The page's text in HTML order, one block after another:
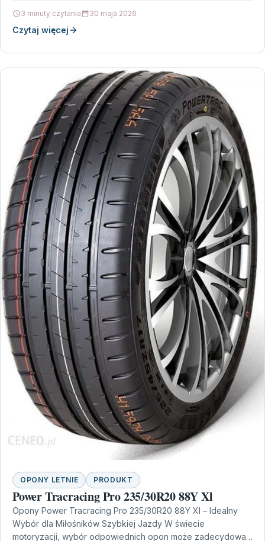
3 minuty czytania 30 maja 2026
Czytaj więcej
OPONY LETNIE PRODUKT
Power Tracracing Pro 235/30R20 88Y Xl
Opony Power Tracracing Pro 235/30R20 88Y Xl – Idealny
Wybór dla Miłośników Szybkiej Jazdy W świecie
motoryzacji, wybór odpowiednich opon może zadecydować